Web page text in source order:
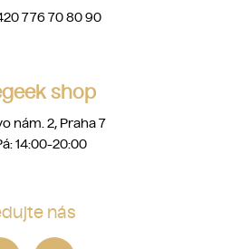
776 70 80 90
shop
nám. 2, Praha 7
14:00-20:00
nás